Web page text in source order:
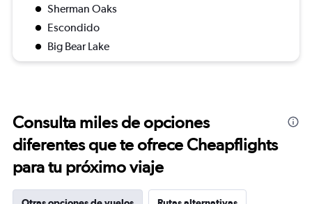
Sherman Oaks
Escondido
Big Bear Lake
Consulta miles de opciones
diferentes que te ofrece Cheapflights
para tu próximo viaje